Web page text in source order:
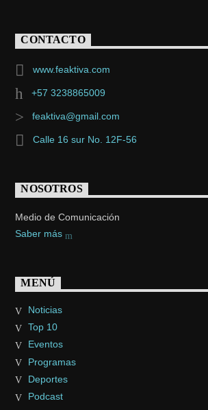
CONTACTO
www.feaktiva.com
+57 3238865009
feaktiva@gmail.com
Calle 16 sur No. 12F-56
NOSOTROS
Medio de Comunicación
Saber más
MENÚ
Noticias
Top 10
Eventos
Programas
Deportes
Podcast